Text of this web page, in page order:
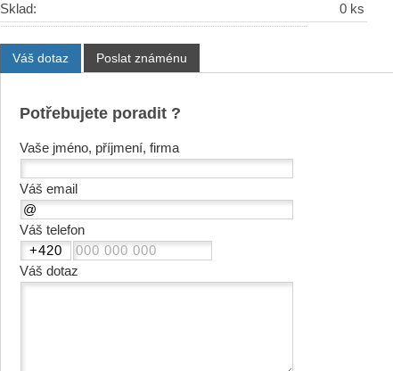
Sklad:
0 ks
Váš dotaz Poslat známénu
Potřebujete poradit ?
Vaše jméno, příjmení, firma
Váš email
Váš telefon
Váš dotaz